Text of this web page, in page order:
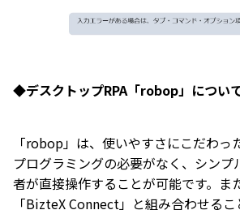
◆デスクトップRPA「robop」につい
「robop」は、使いやすさにこだわっ
プログラミングの必要がなく、シンプ
者が直接操作することが可能です。ま
「BizteX Connect」と組み合わせる